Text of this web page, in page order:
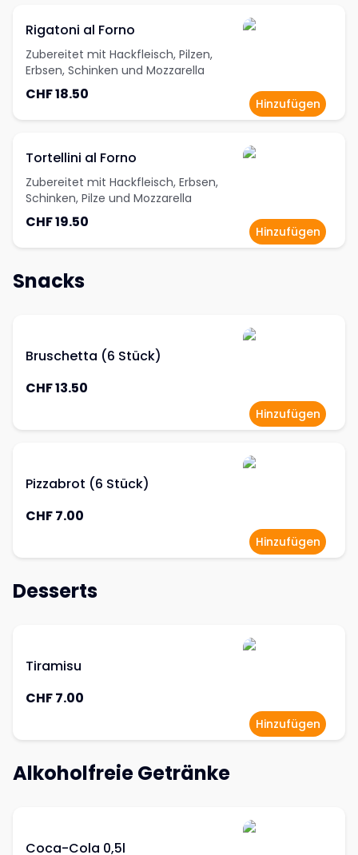
Rigatoni al Forno
Zubereitet mit Hackfleisch, Pilzen,
Erbsen, Schinken und Mozzarella
CHF 18.50
Hinzufügen
Tortellini al Forno
Zubereitet mit Hackfleisch, Erbsen,
Schinken, Pilze und Mozzarella
CHF 19.50
Hinzufügen
Snacks
Bruschetta (6 Stück)
CHF 13.50
Hinzufügen
Pizzabrot (6 Stück)
CHF 7.00
Hinzufügen
Desserts
Tiramisu
CHF 7.00
Hinzufügen
Alkoholfreie Getränke
Coca-Cola 0,5l